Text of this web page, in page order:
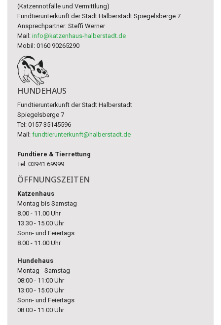
(Katzennotfälle und Vermittlung)
Fundtierunterkunft der Stadt Halberstadt Spiegelsberge 7
Ansprechpartner: Steffi Werner
Mail: info@katzenhaus-halberstadt.de
Mobil: 0160 90265290
HUNDEHAUS
Fundtierunterkunft der Stadt Halberstadt
Spiegelsberge 7
Tel: 0157 35145596
Mail: fundtierunterkunft@halberstadt.de
Fundtiere & Tierrettung
Tel: 03941 69999
ÖFFNUNGSZEITEN
Katzenhaus
Montag bis Samstag
8.00 - 11.00 Uhr
13.30 - 15.00 Uhr
Sonn- und Feiertags
8.00 - 11.00 Uhr
Hundehaus
Montag - Samstag
08:00 - 11:00 Uhr
13:00 - 15:00 Uhr
Sonn- und Feiertags
08:00 - 11:00 Uhr